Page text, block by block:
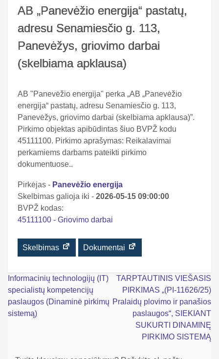
AB „Panevėžio energija“ pastatų,
adresu Senamiesčio g. 113,
Panevėžys, griovimo darbai
(skelbiama apklausa)
AB "Panevėžio energija" perka „AB „Panevėžio
energija“ pastatų, adresu Senamiesčio g. 113,
Panevėžys, griovimo darbai (skelbiama apklausa)”.
Pirkimo objektas apibūdintas šiuo BVPŽ kodu
45111100. Pirkimo aprašymas: Reikalavimai
perkamiems darbams pateikti pirkimo
dokumentuose..
Pirkėjas - Panevėžio energija
Skelbimas galioja iki - 2026-05-15 09:00:00
BVPŽ kodas:
45111100 - Griovimo darbai
Skelbimas Dokumentai
Navigacija
tarp
įrašų
Informacinių technologijų (IT)
specialistų kompetencijų
paslaugos (Dinaminė pirkimų
sistemą)
TARPTAUTINIS VIEŠASIS
PIRKIMAS „(PI-11626/25)
Pralaidų plovimo ir panašios
paslaugos“, SIEKIANT
SUKURTI DINAMINĘ
PIRKIMO SISTEMĄ